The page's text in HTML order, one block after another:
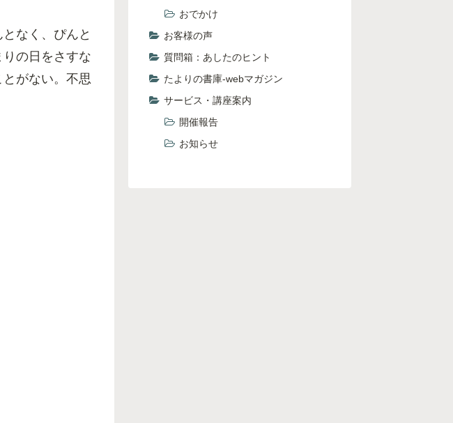
なく、ぴんと
の日をさすな
がない。不思
おでかけ
お客様の声
質問箱：あしたのヒント
たよりの書庫-webマガジン
サービス・講座案内
開催報告
お知らせ